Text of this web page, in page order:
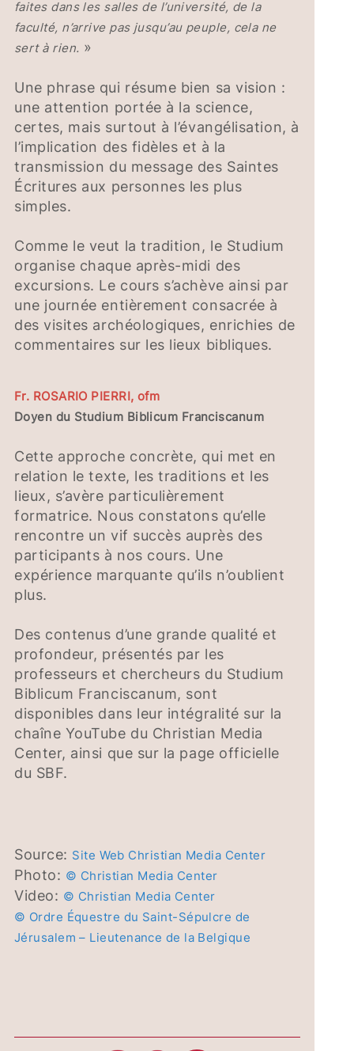
faites dans les salles de l’université, de la
faculté, n’arrive pas jusqu’au peuple, cela ne
sert à rien. »
Une phrase qui résume bien sa vision :
une attention portée à la science,
certes, mais surtout à l’évangélisation, à
l’implication des fidèles et à la
transmission du message des Saintes
Écritures aux personnes les plus
simples.
Comme le veut la tradition, le Studium
organise chaque après-midi des
excursions. Le cours s’achève ainsi par
une journée entièrement consacrée à
des visites archéologiques, enrichies de
commentaires sur les lieux bibliques.
Fr. ROSARIO PIERRI, ofm
Doyen du Studium Biblicum Franciscanum
Cette approche concrète, qui met en
relation le texte, les traditions et les
lieux, s’avère particulièrement
formatrice. Nous constatons qu’elle
rencontre un vif succès auprès des
participants à nos cours. Une
expérience marquante qu’ils n’oublient
plus.
Des contenus d’une grande qualité et
profondeur, présentés par les
professeurs et chercheurs du Studium
Biblicum Franciscanum, sont
disponibles dans leur intégralité sur la
chaîne YouTube du Christian Media
Center, ainsi que sur la page officielle
du SBF.
Source: Site Web Christian Media Center
Photo: © Christian Media Center
Video: © Christian Media Center
© Ordre Équestre du Saint-Sépulcre de
Jérusalem – Lieutenance de la Belgique